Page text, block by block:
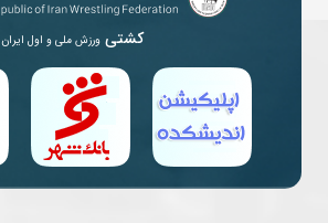
کشتی ورزش ملی و اول ایران